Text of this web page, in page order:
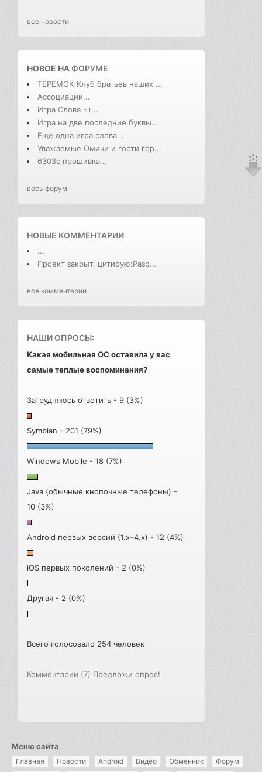
все новости
НОВОЕ НАФОРУМЕ
ТЕРЕМОК-Клуб братьев наших ...
Ассоциации...
Игра Слова =)...
Игра на две последние буквы...
Еще одна игра слова...
Уважаемые Омичи и гости гор...
6303с прошивка...
весь форум
НОВЫЕ КОММЕНТАРИИ
...
Проект закрыт, цитирую:Разр...
все комментарии
НАШИ ОПРОСЫ:
Какая мобильная ОС оставила у вас
самые теплые воспоминания?
Затрудняюсь ответить - 9 (3%)
Symbian - 201 (79%)
Windows Mobile - 18 (7%)
Java (обычные кнопочные телефоны) -
10 (3%)
Android первых версий (1.x–4.x) - 12 (4%)
iOS первых поколений - 2 (0%)
Другая - 2 (0%)
Всего голосовало 254 человек
Комментарии (7) Предложи опрос!
Меню сайта
Главная Новости Android Видео Обменник Форум